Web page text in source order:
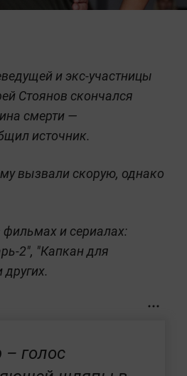
и экс-участницы
Стоянов скончался
смерти —
источник.
вызвали скорую, однако
фильмах и сериалах:
2", "Капкан для
– голос